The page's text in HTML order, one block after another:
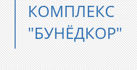
КОМПЛЕКС
"БУНЁДКОР"